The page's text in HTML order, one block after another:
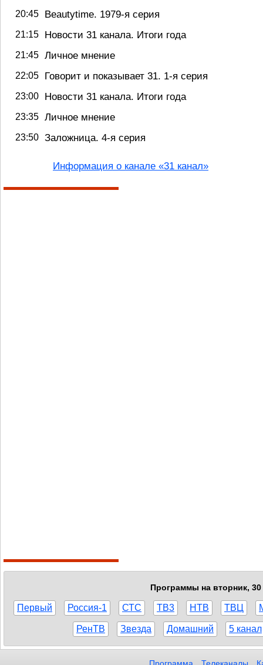
20:45 Beautytime. 1979-я серия
21:15 Новости 31 канала. Итоги года
21:45 Личное мнение
22:05 Говорит и показывает 31. 1-я серия
23:00 Новости 31 канала. Итоги года
23:35 Личное мнение
23:50 Заложница. 4-я серия
Информация о канале «31 канал»
Программы на вторник, 30
Первый Россия-1 СТС ТВ3 НТВ ТВЦ
РенТВ Звезда Домашний 5 канал
Программа Телеканалы